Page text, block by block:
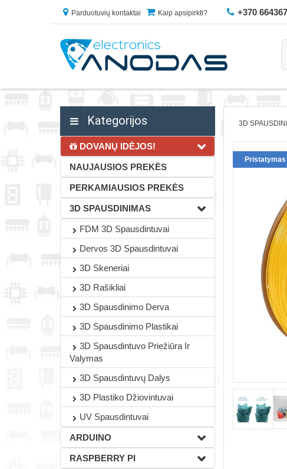
Parduotuvių kontaktai Kaip apsipirkti? +370
Kategorijos
DOVANŲ IDĖJOS!
NAUJAUSIOS PREKĖS
PERKAMIAUSIOS PREKĖS
3D SPAUSDINIMAS
FDM 3D Spausdintuvai
Dervos 3D Spausdintuvai
3D Skeneriai
3D Rašikliai
3D Spausdinimo Derva
3D Spausdinimo Plastikai
3D Spausdintuvo Priežiūra Ir
Valymas
3D Spausdintuvų Dalys
3D Plastiko Džiovintuvai
UV Spausdintuvai
ARDUINO
RASPBERRY PI
3D
Pristatymas